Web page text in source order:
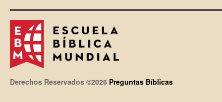
Derechos Reservados ©2026 Preguntas Bíblicas